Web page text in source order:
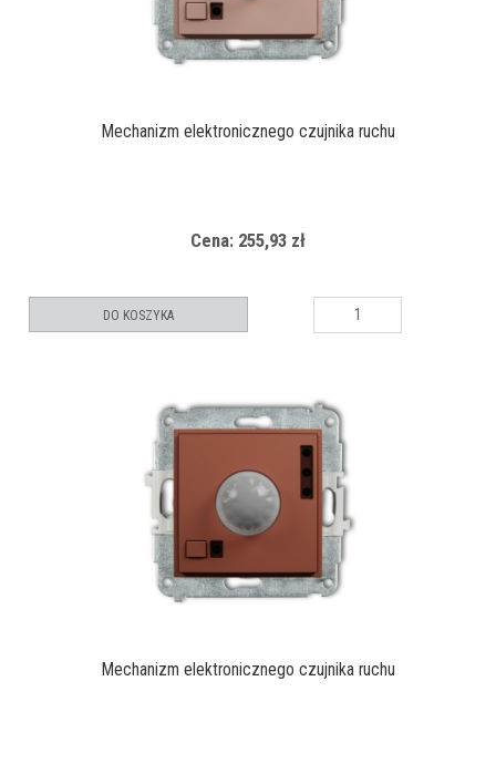
Mechanizm elektronicznego czujnika ruchu
Cena: 255,93 zł
DO KOSZYKA
Mechanizm elektronicznego czujnika ruchu